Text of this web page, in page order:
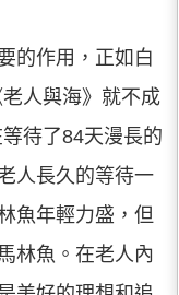
的作用，正如白
人與海》就不成
待了84天漫長的
人長久的等待一
魚年輕力盛，但
林魚。在老人內